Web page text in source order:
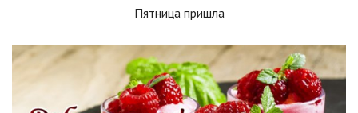
Пятница пришла